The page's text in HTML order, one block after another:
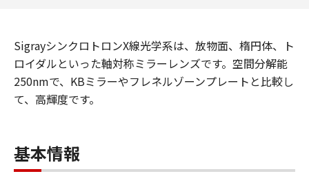
SigrayシンクロトロンX線光学系は、放物面、楕円体、ト
ロイダルといった軸対称ミラーレンズです。空間分解能
250nmで、KBミラーやフレネルゾーンプレートと比較し
て、高輝度です。
基本情報